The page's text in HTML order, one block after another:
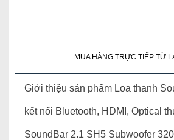
MUA HÀNG TRỰC TIẾP TỪ
Giới thiệu sản phẩm Loa thanh
kết nối Bluetooth, HDMI, Optical
SoundBar 2.1 SH5 Subwoofer